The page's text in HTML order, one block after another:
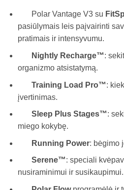
Polar Vantage V3 su
pasiūlymais leis paįvairinti
pratimais ir intensyvumu.
Nightly Recharge™:
organizmo atsistatymą.
Training Load Pro™:
įvertinimas.
Sleep Plus Stages™:
miego kokybę.
Running Power: bėgimo
Serene™: speciali
nusiraminimui ir susikaupimui.